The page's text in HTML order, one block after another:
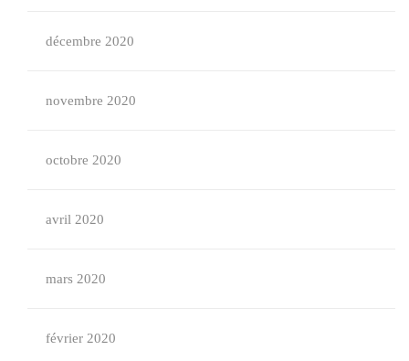
décembre 2020
novembre 2020
octobre 2020
avril 2020
mars 2020
février 2020